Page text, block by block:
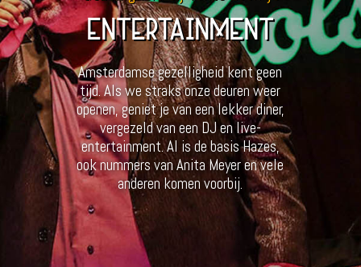
ENTERTAINMENT
Amsterdamse gezelligheid kent geen
tijd. Als we straks onze deuren weer
openen, geniet je van een lekker diner,
vergezeld van een DJ en live-
entertainment. Al is de basis Hazes,
ook nummers van Anita Meyer en vele
anderen komen voorbij.